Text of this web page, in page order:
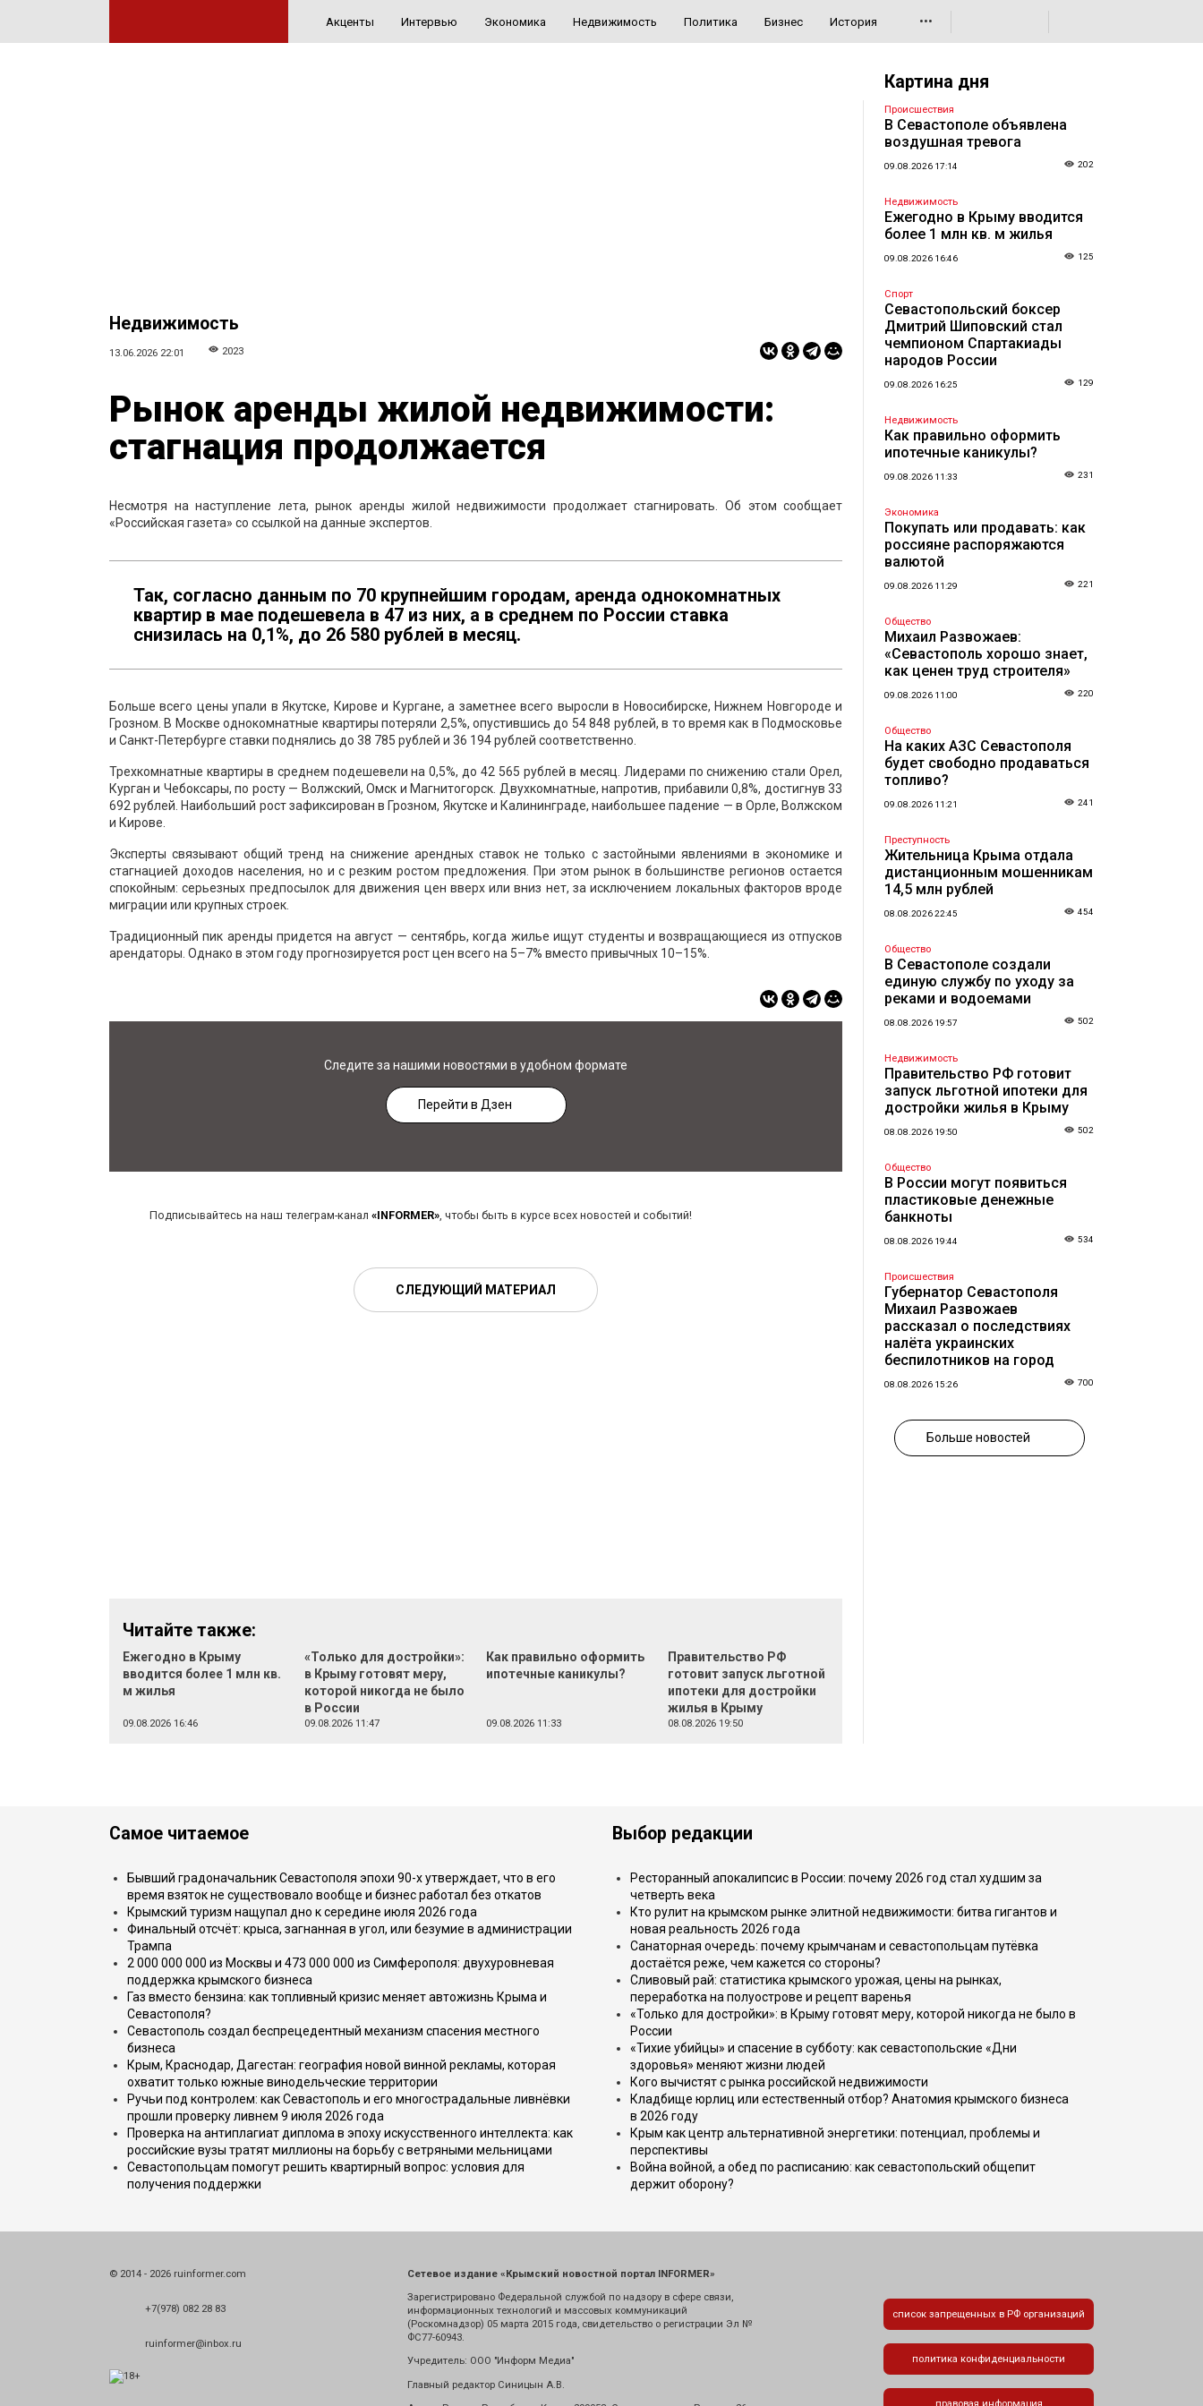
Акценты Интервью Экономика Недвижимость Политика Бизнес История •••
Недвижимость
13.06.2026 22:01 2023
Рынок аренды жилой недвижимости:
стагнация продолжается
Несмотря на наступление лета, рынок аренды жилой недвижимости продолжает стагнировать. Об этом сообщает
«Российская газета» со ссылкой на данные экспертов.
Так, согласно данным по 70 крупнейшим городам, аренда однокомнатных
квартир в мае подешевела в 47 из них, а в среднем по России ставка
снизилась на 0,1%, до 26 580 рублей в месяц.
Больше всего цены упали в Якутске, Кирове и Кургане, а заметнее всего выросли в Новосибирске, Нижнем Новгороде и
Грозном. В Москве однокомнатные квартиры потеряли 2,5%, опустившись до 54 848 рублей, в то время как в Подмосковье
и Санкт-Петербурге ставки поднялись до 38 785 рублей и 36 194 рублей соответственно.
Трехкомнатные квартиры в среднем подешевели на 0,5%, до 42 565 рублей в месяц. Лидерами по снижению стали Орел,
Курган и Чебоксары, по росту — Волжский, Омск и Магнитогорск. Двухкомнатные, напротив, прибавили 0,8%, достигнув 33
692 рублей. Наибольший рост зафиксирован в Грозном, Якутске и Калининграде, наибольшее падение — в Орле, Волжском
и Кирове.
Эксперты связывают общий тренд на снижение арендных ставок не только с застойными явлениями в экономике и
стагнацией доходов населения, но и с резким ростом предложения. При этом рынок в большинстве регионов остается
спокойным: серьезных предпосылок для движения цен вверх или вниз нет, за исключением локальных факторов вроде
миграции или крупных строек.
Традиционный пик аренды придется на август — сентябрь, когда жилье ищут студенты и возвращающиеся из отпусков
арендаторы. Однако в этом году прогнозируется рост цен всего на 5–7% вместо привычных 10–15%.
Следите за нашими новостями в удобном формате
Перейти в Дзен
Подписывайтесь на наш телеграм-канал «INFORMER», чтобы быть в курсе всех новостей и событий!
СЛЕДУЮЩИЙ МАТЕРИАЛ
Читайте также:
Ежегодно в Крыму
вводится более 1 млн кв.
м жилья
09.08.2026 16:46
«Только для достройки»:
в Крыму готовят меру,
которой никогда не было
в России
09.08.2026 11:47
Как правильно оформить
ипотечные каникулы?
09.08.2026 11:33
Правительство РФ
готовит запуск льготной
ипотеки для достройки
жилья в Крыму
08.08.2026 19:50
Картина дня
Происшествия
В Севастополе объявлена
воздушная тревога
09.08.2026 17:14 202
Недвижимость
Ежегодно в Крыму вводится
более 1 млн кв. м жилья
09.08.2026 16:46 125
Спорт
Севастопольский боксер
Дмитрий Шиповский стал
чемпионом Спартакиады
народов России
09.08.2026 16:25 129
Недвижимость
Как правильно оформить
ипотечные каникулы?
09.08.2026 11:33 231
Экономика
Покупать или продавать: как
россияне распоряжаются
валютой
09.08.2026 11:29 221
Общество
Михаил Развожаев:
«Севастополь хорошо знает,
как ценен труд строителя»
09.08.2026 11:00 220
Общество
На каких АЗС Севастополя
будет свободно продаваться
топливо?
09.08.2026 11:21 241
Преступность
Жительница Крыма отдала
дистанционным мошенникам
14,5 млн рублей
08.08.2026 22:45 454
Общество
В Севастополе создали
единую службу по уходу за
реками и водоемами
08.08.2026 19:57 502
Недвижимость
Правительство РФ готовит
запуск льготной ипотеки для
достройки жилья в Крыму
08.08.2026 19:50 502
Общество
В России могут появиться
пластиковые денежные
банкноты
08.08.2026 19:44 534
Происшествия
Губернатор Севастополя
Михаил Развожаев
рассказал о последствиях
налёта украинских
беспилотников на город
08.08.2026 15:26 700
Больше новостей
Самое читаемое
Бывший градоначальник Севастополя эпохи 90-х утверждает, что в его
время взяток не существовало вообще и бизнес работал без откатов
Крымский туризм нащупал дно к середине июля 2026 года
Финальный отсчёт: крыса, загнанная в угол, или безумие в администрации
Трампа
2 000 000 000 из Москвы и 473 000 000 из Симферополя: двухуровневая
поддержка крымского бизнеса
Газ вместо бензина: как топливный кризис меняет автожизнь Крыма и
Севастополя?
Севастополь создал беспрецедентный механизм спасения местного
бизнеса
Крым, Краснодар, Дагестан: география новой винной рекламы, которая
охватит только южные винодельческие территории
Ручьи под контролем: как Севастополь и его многострадальные ливнёвки
прошли проверку ливнем 9 июля 2026 года
Проверка на антиплагиат диплома в эпоху искусственного интеллекта: как
российские вузы тратят миллионы на борьбу с ветряными мельницами
Севастопольцам помогут решить квартирный вопрос: условия для
получения поддержки
Выбор редакции
Ресторанный апокалипсис в России: почему 2026 год стал худшим за
четверть века
Кто рулит на крымском рынке элитной недвижимости: битва гигантов и
новая реальность 2026 года
Санаторная очередь: почему крымчанам и севастопольцам путёвка
достаётся реже, чем кажется со стороны?
Сливовый рай: статистика крымского урожая, цены на рынках,
переработка на полуострове и рецепт варенья
«Только для достройки»: в Крыму готовят меру, которой никогда не было в
России
«Тихие убийцы» и спасение в субботу: как севастопольские «Дни
здоровья» меняют жизни людей
Кого вычистят с рынка российской недвижимости
Кладбище юрлиц или естественный отбор? Анатомия крымского бизнеса
в 2026 году
Крым как центр альтернативной энергетики: потенциал, проблемы и
перспективы
Война войной, а обед по расписанию: как севастопольский общепит
держит оборону?
© 2014 - 2026 ruinformer.com
+7(978) 082 28 83
ruinformer@inbox.ru
Сетевое издание «Крымский новостной портал INFORMER»
Зарегистрировано Федеральной службой по надзору в сфере связи,
информационных технологий и массовых коммуникаций
(Роскомнадзор) 05 марта 2015 года, свидетельство о регистрации Эл №
ФС77-60943.
Учредитель: ООО "Информ Медиа"
Главный редактор Синицын А.В.
список запрещенных в РФ организаций
политика конфиденциальности